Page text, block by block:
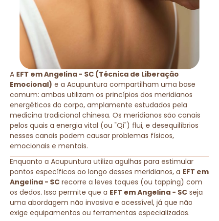
A EFT em Angelina - SC (Técnica de Liberação
Emocional) e a Acupuntura compartilham uma base
comum: ambas utilizam os princípios dos meridianos
energéticos do corpo, amplamente estudados pela
medicina tradicional chinesa. Os meridianos são canais
pelos quais a energia vital (ou "Qi") flui, e desequilíbrios
nesses canais podem causar problemas físicos,
emocionais e mentais.
Enquanto a Acupuntura utiliza agulhas para estimular
pontos específicos ao longo desses meridianos, a EFT em
Angelina - SC recorre a leves toques (ou tapping) com
os dedos. Isso permite que a EFT em Angelina - SC seja
uma abordagem não invasiva e acessível, já que não
exige equipamentos ou ferramentas especializadas.